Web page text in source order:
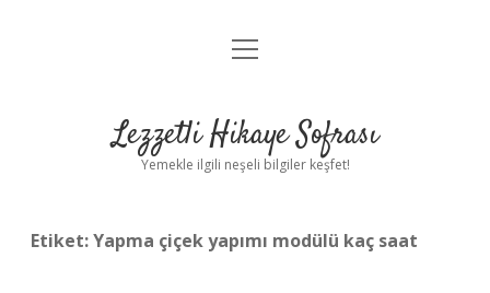
Anasayfa
Yasal Uyarı
menüyü
Lezzetli Hikaye Sofrası
Yemekle ilgili neşeli bilgiler keşfet!
Etiket:Yapma çiçek yapımı modülü kaç saat